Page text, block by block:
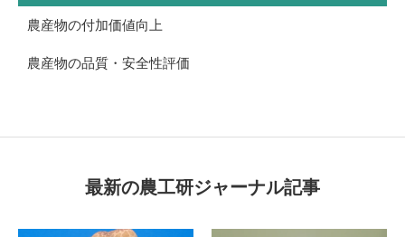
農産物の付加価値向上
農産物の品質・安全性評価
最新の農工研ジャーナル記事